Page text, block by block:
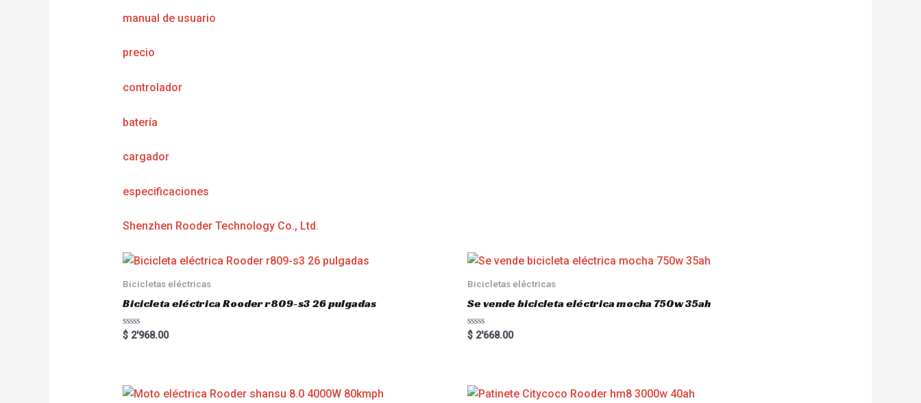
manual de usuario
precio
controlador
batería
cargador
especificaciones
Shenzhen Rooder Technology Co., Ltd.
Bicicletas eléctricas
Bicicleta eléctrica Rooder r809-s3 26 pulgadas
R
a
o
u
$2'968.00
Bicicletas eléctricas
Se vende bicicleta eléctrica mocha 750w 35ah
R
a
o
u
$ 2'668.00